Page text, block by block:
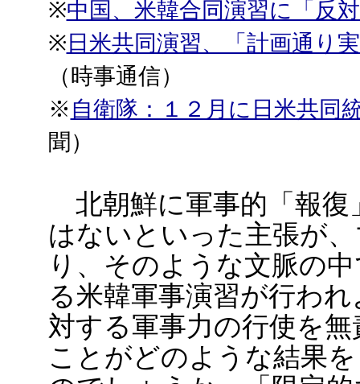
※中国、米韓合同演習に「反
※ 日米共同演習、「計画通り
（時事通信）
※ 自衛隊：１２月に日米共
聞）
北朝鮮に軍事的「報復
はないといった主張が
り、そのような文脈の
る米韓軍事演習が行わ
対する軍事力の行使を
ことがどのような結果